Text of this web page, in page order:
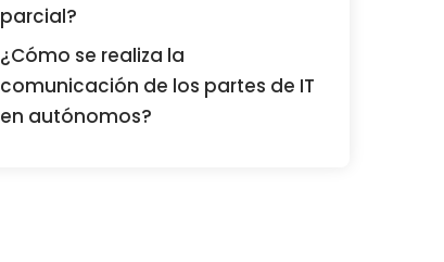
parcial?
¿Cómo se realiza la
comunicación de los partes de IT
en autónomos?